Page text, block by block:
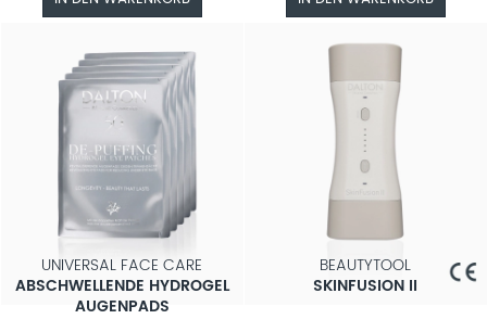
UNIVERSAL FACE CARE
ABSCHWELLENDE HYDROGEL
AUGENPADS
BEAUTYTOOL
SKINFUSION II